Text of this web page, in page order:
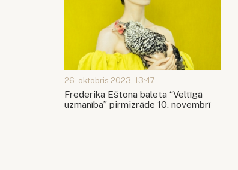
26. oktobris 2023, 13:47
Frederika Eštona baleta “Veltīgā
uzmanība” pirmizrāde 10. novembrī